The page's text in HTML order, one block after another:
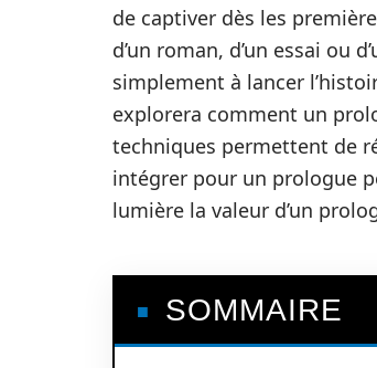
de captiver dès les
d’un roman, d’un essai ou
simplement à lancer
explorera comment un
techniques permettent de
intégrer pour un prologue
lumière la valeur d’un
SOMMAIRE